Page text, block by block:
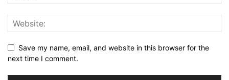
Save my name, email, and website in this browser for the
next time I comment.